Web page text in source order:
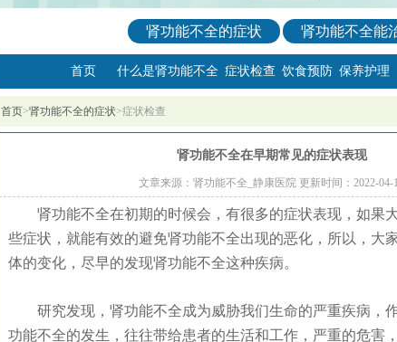
肾功能不全的症状 肾功能不全能
首页 什么是肾功能不全 症状检查 饮食预防 保养护理
首页>肾功能不全的症状>症状检查
肾功能不全在早期常见的症状表现
文章来源：肾功能不全_静康医院 更新时间：2022-04-
肾功能不全在初期的时候会，有很多的症状表现，如果
些症状，就能有效的避免肾功能不全出现的恶化，所以，大
体的变化，尽早的发现肾功能不全这种疾病。
研究发现，肾功能不全成为威胁我们生命的严重疾病，
功能不全的发生，往往带给患者的生活和工作，严重的危害